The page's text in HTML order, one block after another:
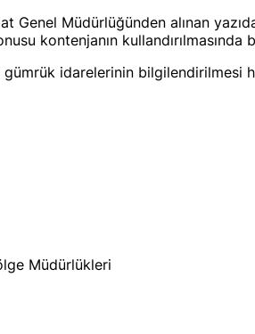
Genel Müdürlüğünden alınan
kontenjanın
gümrük idarelerinin
Müdürlükleri